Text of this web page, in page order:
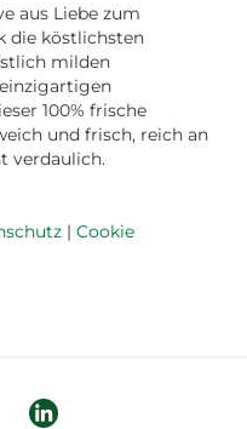
aus Liebe zum
die köstlichsten
milden
100% frische
und frisch, reich an
verdaulich.
| Cookie